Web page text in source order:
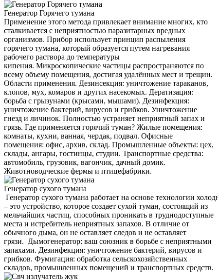
Генератор Горячего тумана
Применение этого метода привлекает внимание многих, кто
сталкивается с неприятностью паразитарных вредных
организмов. Прибор использует принцип распыления
горячего тумана, который образуется путем нагревания
рабочего раствора до температуры
кипения. Микроскопические частицы распространяются по
всему объему помещения, достигая удалённых мест и трещин.
Области применения. Дезинсекция: уничтожение тараканов,
клопов, мух, комаров и других насекомых. Дератизация:
борьба с грызунами (крысами, мышами). Дезинфекция:
уничтожение бактерий, вирусов и грибков. Уничтожение
гнезд и личинок. Полностью устраняет неприятный запах и
грязь. Где применяется горячий туман? Жилые помещения:
комнаты, кухни, ванная, чердак, подвал. Офисные
помещения: офис, архив, склад. Промышленные объекты: цех,
склады, ангары, гостинцы, студии. Транспортные средства:
автомобиль, грузовик, вагончик, дачный домик.
Животноводческие фермы и птицефабрики.
Генератор сухого тумана
Генератор сухого тумана работает на основе технологии
– это устройство, которое создает сухой туман, состоящий из
мельчайших частиц, способных проникать в труднодоступные
места и истребитель неприятных запахов. В отличие от
обычного дыма, он не оставляет следов и не оставляет
грязи. Дымогенератор: ваш союзник в борьбе с неприятными
запахами. Дезинфекция: уничтожение бактерий, вирусов и
грибков. Фумигация: обработка сельскохозяйственных
складов, промышленных помещений и транспортных средств.